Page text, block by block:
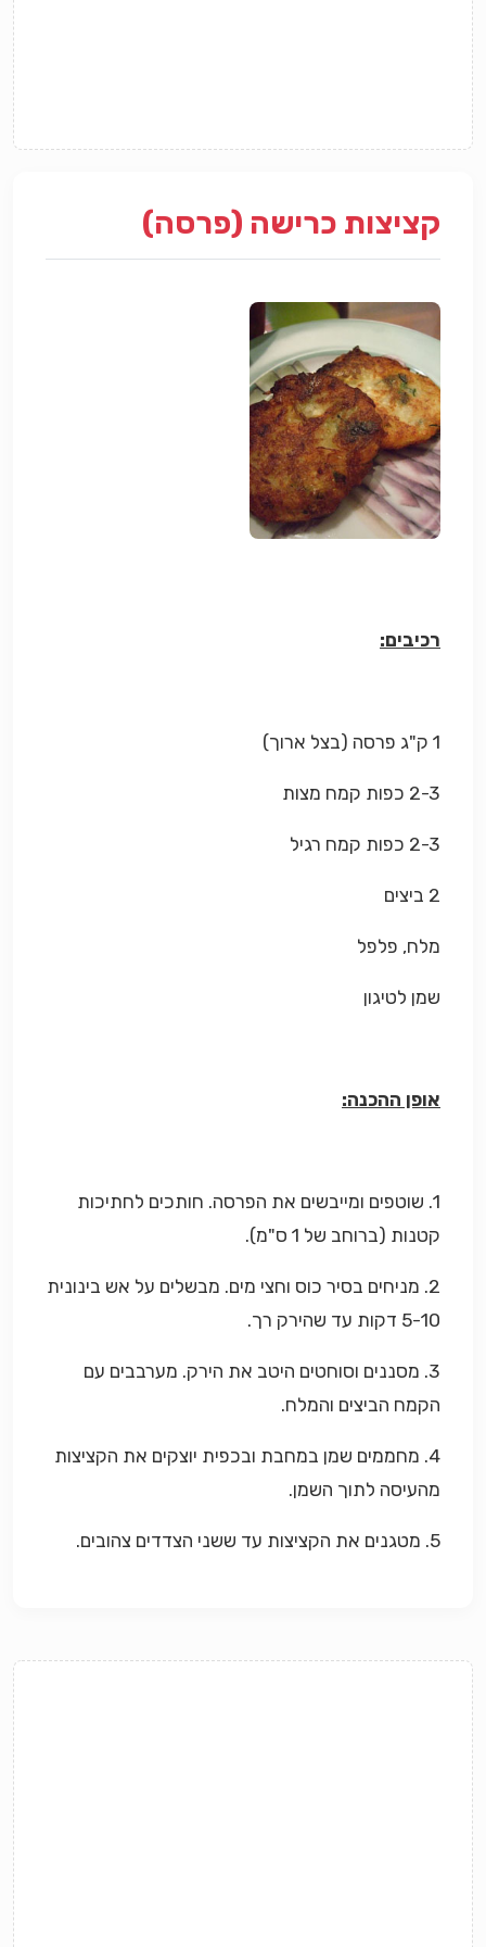
קציצות כרישה (פרסה)
רכיבים:
1 ק"ג פרסה (בצל ארוך)
2-3 כפות קמח מצות
2-3 כפות קמח רגיל
2 ביצים
מלח, פלפל
שמן לטיגון
אופן ההכנה:
1. שוטפים ומייבשים את הפרסה. חותכים לחתיכות
קטנות (ברוחב של 1 ס"מ).
2. מניחים בסיר כוס וחצי מים. מבשלים על אש בינונית
5-10 דקות עד שהירק רך.
3. מסננים וסוחטים היטב את הירק. מערבבים עם
הקמח הביצים והמלח.
4. מחממים שמן במחבת ובכפית יוצקים את הקציצות
מהעיסה לתוך השמן.
5. מטגנים את הקציצות עד ששני הצדדים צהובים.